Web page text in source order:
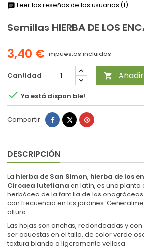
Leer las reseñas de los usuarios (1)
Semillas HIERBA DE LOS
3,40 € Impuestos incluidos
Cantidad 
 Ya está disponible!
Compartir Compartir
TuitearPinterest
DESCRIPCIÓN
La hierba de San Simon, hierba de los
Circaea lutetiana en latín, es una planta
herbácea de la familia de las
con frecuencia en los jardines.
altura.
Las hojas son anchas, redondeadas y con
ser opuestas en el tallo, de color verde
textura blanda o ligeramente vellosa.